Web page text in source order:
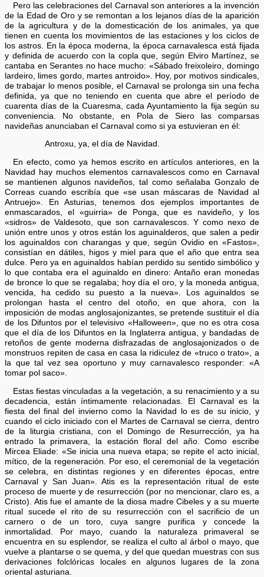
Pero las celebraciones del Carnaval son anteriores a la invención
de la Edad de Oro y se remontan a los lejanos días de la aparición
de la agricultura y de la domesticación de los animales, ya que
tienen en cuenta los movimientos de las estaciones y los ciclos de
los astros. En la época moderna, la época carnavalesca está fijada
y definida de acuerdo con la copla que, según Elviro Martínez, se
cantaba en Serantes no hace mucho: «Sábado freixoleiro, domingo
lardeiro, limes gordo, martes antroido». Hoy, por motivos sindicales,
de trabajar lo menos posible, el Carnaval se prolonga sin una fecha
definida, ya que no teniendo en cuenta que abre el período de
cuarenta días de la Cuaresma, cada Ayuntamiento la fija según su
conveniencia. No obstante, en Pola de Siero las comparsas
navideñas anunciaban el Carnaval como si ya estuvieran en él:
Antroxu, ya, el día de Navidad.
En efecto, como ya hemos escrito en artículos anteriores, en la
Navidad hay muchos elementos carnavalescos como en Carnaval
se mantienen algunos navideños, tal como señalaba Gonzalo de
Correas cuando escribía que «se usan máscaras de Navidad al
Antruejo». En Asturias, tenemos dos ejemplos importantes de
enmascarados, el «guirria» de Ponga, que es navideño, y los
«sidros» de Valdesoto, que son carnavalescos. Y como nexo de
unión entre unos y otros están los aguinalderos, que salen a pedir
los aguinaldos con charangas y que, según Ovidio en «Fastos»,
consistían en dátiles, higos y miel para que el año que entra sea
dulce. Pero ya en aguinaldos habían perdido su sentido simbólico y
lo que contaba era el aguinaldo en dinero: Antaño eran monedas
de bronce lo que se regalaba; hoy día el oro, y la moneda antigua,
vencida, ha cedido su puesto a la nueva». Los aguinaldos se
prolongan hasta el centro del otoño, en que ahora, con la
imposición de modas anglosajonizantes, se pretende sustituir el día
de los Difuntos por el televisivo «Halloween», que no es otra cosa
que el día de los Difuntos en la Inglaterra antigua, y bandadas de
retoños de gente moderna disfrazadas de anglosajonizados o de
monstruos repiten de casa en casa la ridiculez de «truco o trato», a
la que tal vez sea oportuno y muy carnavalesco responder: «A
tomar pol saco».
Estas fiestas vinculadas a la vegetación, a su renacimiento y a su
decadencia, están íntimamente relacionadas. El Carnaval es la
fiesta del final del invierno como la Navidad lo es de su inicio, y
cuando el ciclo iniciado con el Martes de Carnaval se cierra, dentro
de la liturgia cristiana, con el Domingo de Resurrección, ya ha
entrado la primavera, la estación floral del año. Como escribe
Mircea Eliade: «Se inicia una nueva etapa; se repite el acto inicial,
mítico, de la regeneración. Por eso, el ceremonial de la vegetación
se celebra, en distintas regiones y en diferentes épocas, entre
Carnaval y San Juan». Atis es la representación ritual de este
proceso de muerte y de resurrección (por no mencionar, claro es, a
Cristo). Atis fue el amante de la diosa madre Cibeles y a su muerte
ritual sucede el rito de su resurrección con el sacrificio de un
carnero o de un toro, cuya sangre purifica y concede la
inmortalidad. Por mayo, cuando la naturaleza primaveral se
encuentra en su esplendor, se realiza el culto al árbol o mayo, que
vuelve a plantarse o se quema, y del que quedan muestras con sus
derivaciones folclóricas locales en algunos lugares de la zona
oriental asturiana.